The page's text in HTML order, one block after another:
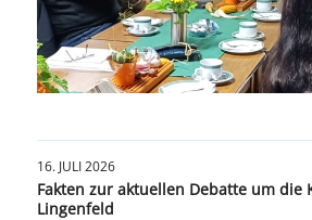
16. JULI 2026
Fakten zur aktuellen Debatte um die
Lingenfeld